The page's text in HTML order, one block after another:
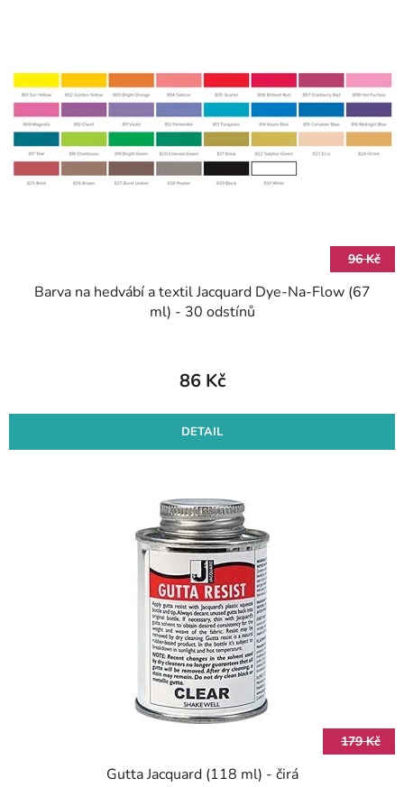
96 Kč
Barva na hedvábí a textil Jacquard Dye-Na-Flow (67
ml) - 30 odstínů
86 Kč
DETAIL
179 Kč
Gutta Jacquard (118 ml) - čirá